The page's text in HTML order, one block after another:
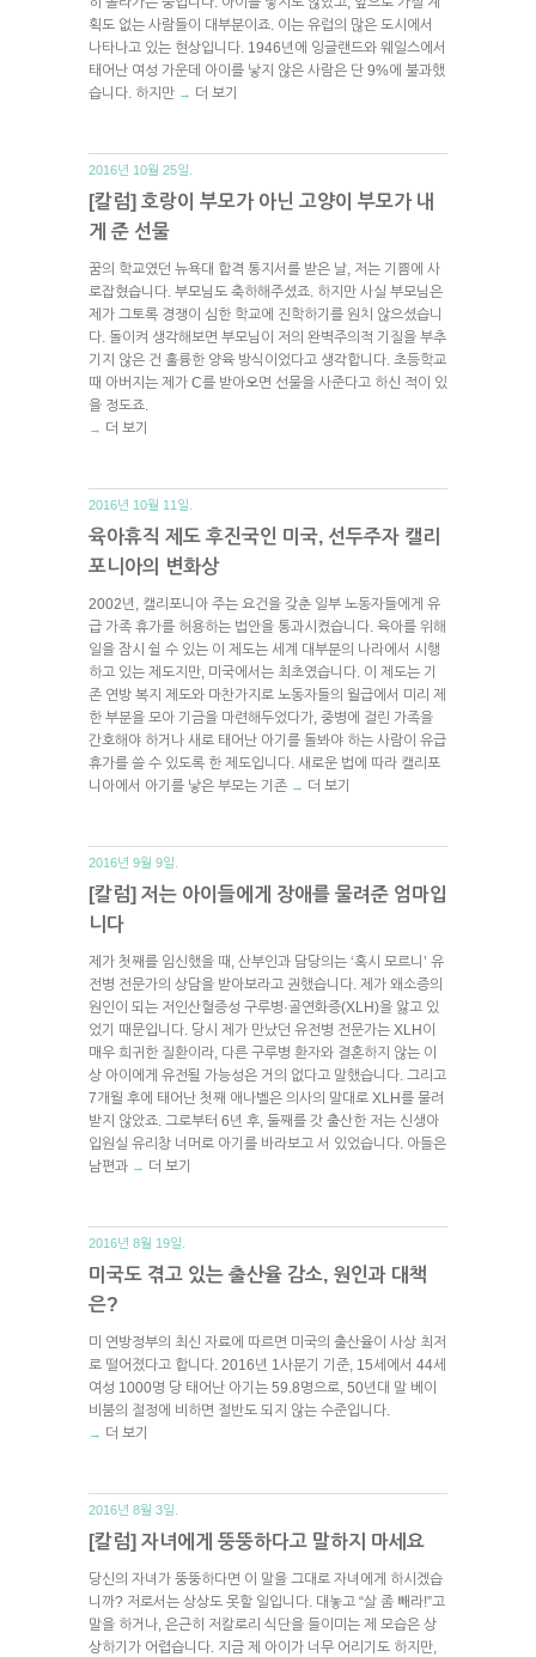
획도 없는 사람들이 대부분이죠. 이는 유럽의 많은 도시에서
나타나고 있는 현상입니다. 1946년에 잉글랜드와 웨일스에서
태어난 여성 가운데 아이를 낳지 않은 사람은 단 9%에 불과했
습니다. 하지만 → 더 보기
2016년 10월 25일.
[칼럼] 호랑이 부모가 아닌 고양이 부모가 내
게 준 선물
꿈의 학교였던 뉴욕대 합격 통지서를 받은 날, 저는 기쁨에 사
로잡혔습니다. 부모님도 축하해주셨죠. 하지만 사실 부모님은
제가 그토록 경쟁이 심한 학교에 진학하기를 원치 않으셨습니
다. 돌이켜 생각해보면 부모님이 저의 완벽주의적 기질을 부추
기지 않은 건 훌륭한 양육 방식이었다고 생각합니다. 초등학교
때 아버지는 제가 C를 받아오면 선물을 사준다고 하신 적이 있
을 정도죠.
→ 더 보기
2016년 10월 11일.
육아휴직 제도 후진국인 미국, 선두주자 캘리
포니아의 변화상
2002년, 캘리포니아 주는 요건을 갖춘 일부 노동자들에게 유
급 가족 휴가를 허용하는 법안을 통과시켰습니다. 육아를 위해
일을 잠시 쉴 수 있는 이 제도는 세계 대부분의 나라에서 시행
하고 있는 제도지만, 미국에서는 최초였습니다. 이 제도는 기
존 연방 복지 제도와 마찬가지로 노동자들의 월급에서 미리 제
한 부분을 모아 기금을 마련해두었다가, 중병에 걸린 가족을
간호해야 하거나 새로 태어난 아기를 돌봐야 하는 사람이 유급
휴가를 쓸 수 있도록 한 제도입니다. 새로운 법에 따라 캘리포
니아에서 아기를 낳은 부모는 기존 → 더 보기
2016년 9월 9일.
[칼럼] 저는 아이들에게 장애를 물려준 엄마입
니다
제가 첫째를 임신했을 때, 산부인과 담당의는 ‘혹시 모르니’ 유
전병 전문가의 상담을 받아보라고 권했습니다. 제가 왜소증의
원인이 되는 저인산혈증성 구루병·골연화증(XLH)을 앓고 있
었기 때문입니다. 당시 제가 만났던 유전병 전문가는 XLH이
매우 희귀한 질환이라, 다른 구루병 환자와 결혼하지 않는 이
상 아이에게 유전될 가능성은 거의 없다고 말했습니다. 그리고
7개월 후에 태어난 첫째 애나벨은 의사의 말대로 XLH를 물려
받지 않았죠. 그로부터 6년 후, 둘째를 갓 출산한 저는 신생아
입원실 유리창 너머로 아기를 바라보고 서 있었습니다. 아들은
남편과 → 더 보기
2016년 8월 19일.
미국도 겪고 있는 출산율 감소, 원인과 대책
은?
미 연방정부의 최신 자료에 따르면 미국의 출산율이 사상 최저
로 떨어졌다고 합니다. 2016년 1사분기 기준, 15세에서 44세
여성 1000명 당 태어난 아기는 59.8명으로, 50년대 말 베이
비붐의 절정에 비하면 절반도 되지 않는 수준입니다.
→ 더 보기
2016년 8월 3일.
[칼럼] 자녀에게 뚱뚱하다고 말하지 마세요
당신의 자녀가 뚱뚱하다면 이 말을 그대로 자녀에게 하시겠습
니까? 저로서는 상상도 못할 일입니다. 대놓고 “살 좀 빼라!”고
말을 하거나, 은근히 저칼로리 식단을 들이미는 제 모습은 상
상하기가 어렵습니다. 지금 제 아이가 너무 어리기도 하지만,